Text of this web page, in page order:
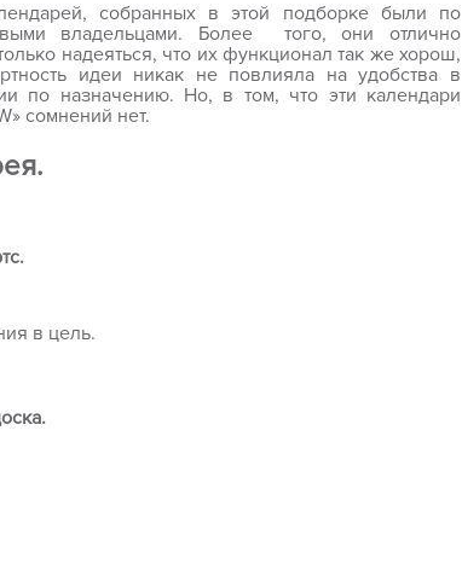
собранных в этой подборке были по
владельцами. Более того, они отлично
надеяться, что их функционал так же хорош,
идеи никак не повлияла на удобства в
по назначению. Но, в том, что эти календари
» сомнений нет.
в цель.